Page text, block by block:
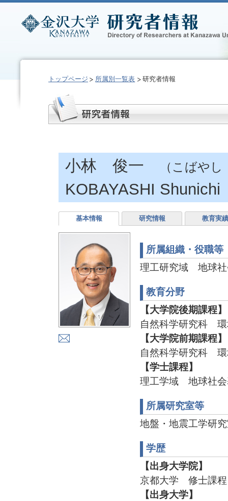
トップページ 所属別一覧表 研究者情報
小林 俊一 （こばや
KOBAYASHI Shunichi
基本情報 研究情報 教育実績
所属組織・役職等
理工研究域 地球社
教育分野
【大学院後期課程】
自然科学研究科 環
【大学院前期課程】
自然科学研究科 環
【学士課程】
理工学域 地球社
所属研究室等
地盤・地震工学研
学歴
【出身大学院】
京都大学 修士課
【出身大学】